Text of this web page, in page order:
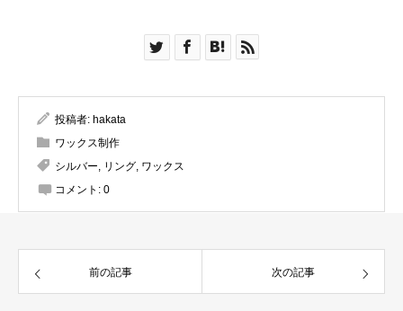
投稿者: hakata
ワックス制作
シルバー, リング, ワックス
コメント: 0
前の記事 次の記事